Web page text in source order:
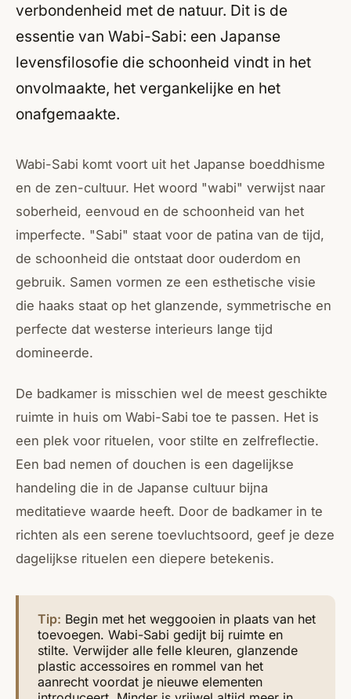
verbondenheid met de natuur. Dit is de
essentie van Wabi-Sabi: een Japanse
levensfilosofie die schoonheid vindt in het
onvolmaakte, het vergankelijke en het
onafgemaakte.
Wabi-Sabi komt voort uit het Japanse boeddhisme
en de zen-cultuur. Het woord "wabi" verwijst naar
soberheid, eenvoud en de schoonheid van het
imperfecte. "Sabi" staat voor de patina van de tijd,
de schoonheid die ontstaat door ouderdom en
gebruik. Samen vormen ze een esthetische visie
die haaks staat op het glanzende, symmetrische en
perfecte dat westerse interieurs lange tijd
domineerde.
De badkamer is misschien wel de meest geschikte
ruimte in huis om Wabi-Sabi toe te passen. Het is
een plek voor rituelen, voor stilte en zelfreflectie.
Een bad nemen of douchen is een dagelijkse
handeling die in de Japanse cultuur bijna
meditatieve waarde heeft. Door de badkamer in te
richten als een serene toevluchtsoord, geef je deze
dagelijkse rituelen een diepere betekenis.
Tip: Begin met het weggooien in plaats van het
toevoegen. Wabi-Sabi gedijt bij ruimte en
stilte. Verwijder alle felle kleuren, glanzende
plastic accessoires en rommel van het
aanrecht voordat je nieuwe elementen